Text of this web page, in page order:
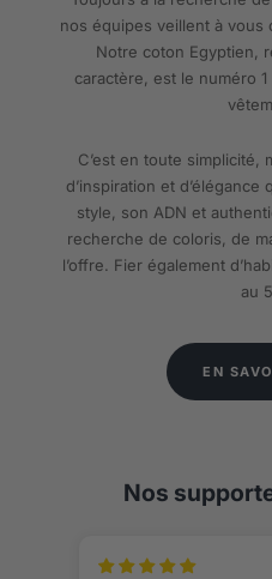
nos équipes veillent à
Notre coton Egyptien,
caractère, est le numéro
C’est en toute simplicité,
d’inspiration et
style, son ADN et
recherche de coloris, de
l’offre. Fier également
au
EN
Nos